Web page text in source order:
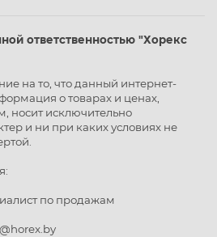
ответственностью "Хорекс
на то, что данный интернет-
о товарах и ценах,
носит исключительно
и ни при каких условиях не
по продажам